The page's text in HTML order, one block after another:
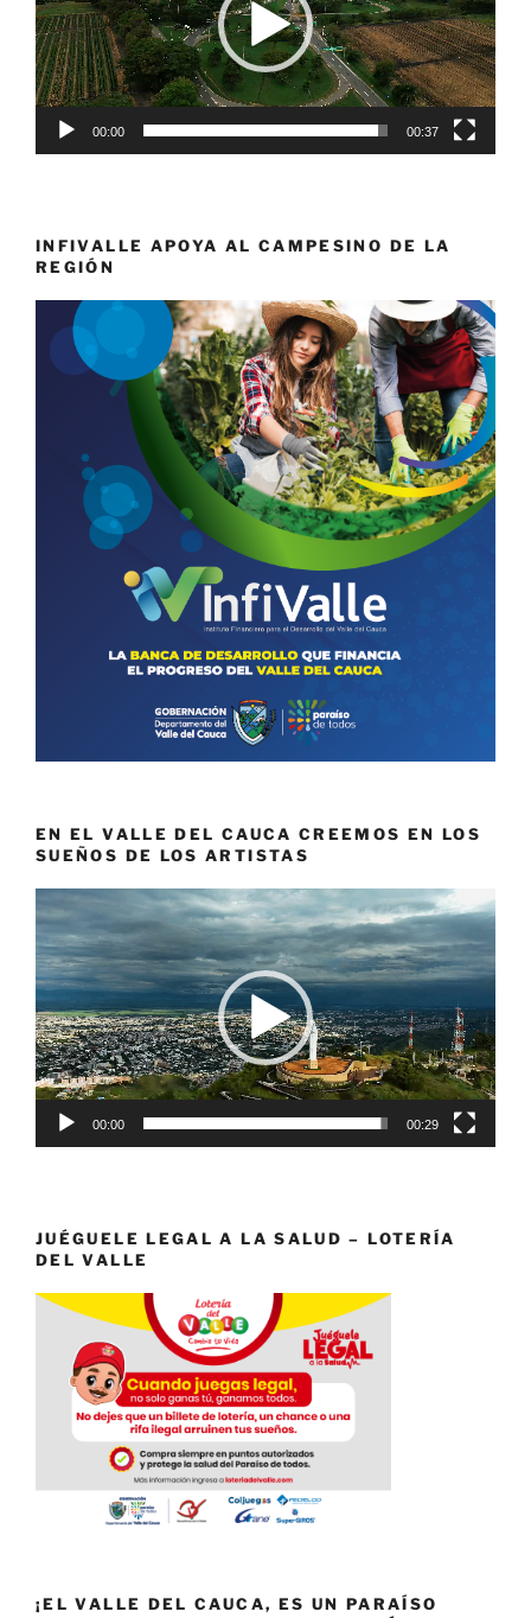
00:00 00:37
INFIVALLE APOYA AL CAMPESINO DE LA
REGIÓN
EN EL VALLE DEL CAUCA CREEMOS EN LOS
SUEÑOS DE LOS ARTISTAS
Reproductor
de
vídeo
00:00 00:29
JUÉGUELE LEGAL A LA SALUD – LOTERÍA
DEL VALLE
¡EL VALLE DEL CAUCA, ES UN PARAÍSO